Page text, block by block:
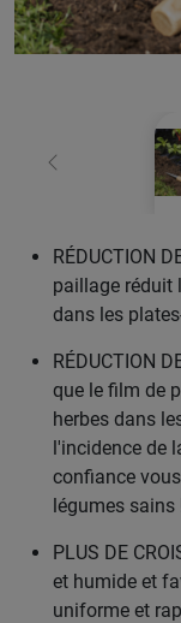
retour
RÉDUCTION
paillage réduit
dans les
RÉDUCTION
que le film de
herbes dans
l'incidence de
confiance
légumes sains
PLUS DE
et humide et
uniforme et